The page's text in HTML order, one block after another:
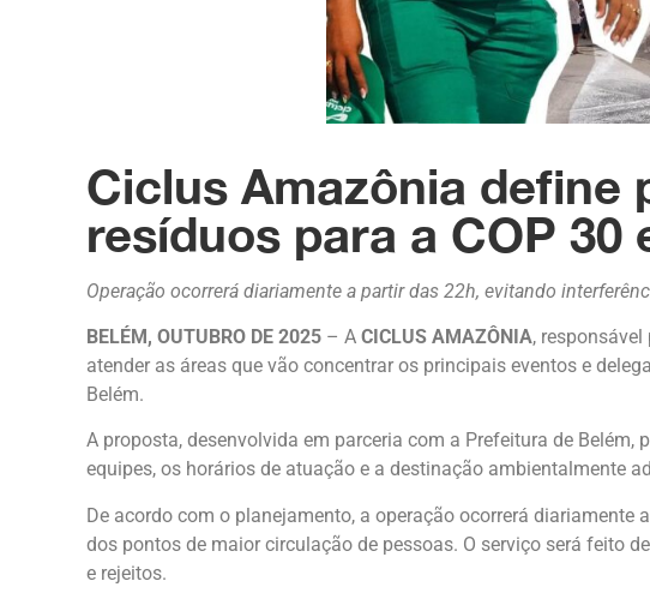
Ciclus Amazônia define
resíduos para a COP 30
Operação ocorrerá diariamente a partir das 22h, evitando
BELÉM, OUTUBRO DE 2025 – A CICLUS AMAZÔNIA,
atender as áreas que vão concentrar os principais eventos e
Belém.
A proposta, desenvolvida em parceria com a Prefeitura de
equipes, os horários de atuação e a destinação ambientalmente
De acordo com o planejamento, a operação ocorrerá
dos pontos de maior circulação de pessoas. O serviço será feito
e rejeitos.